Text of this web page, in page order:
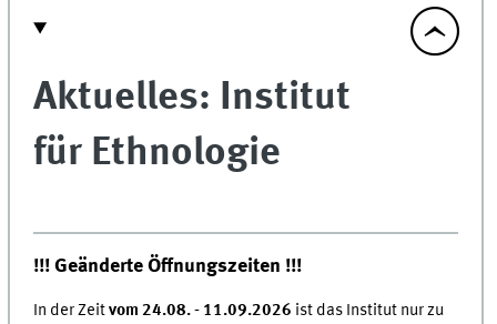
Aktuelles: Institut
für Ethnologie
!!! Geänderte Öffnungszeiten !!!
In der Zeitvom 24.08. - 11.09.2026 ist das Institut nur zu